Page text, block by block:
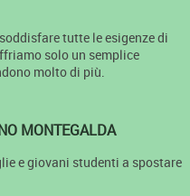
tutte le esigenze di
solo un semplice
molto di più.
MONTEGALDA
e giovani studenti a spostare